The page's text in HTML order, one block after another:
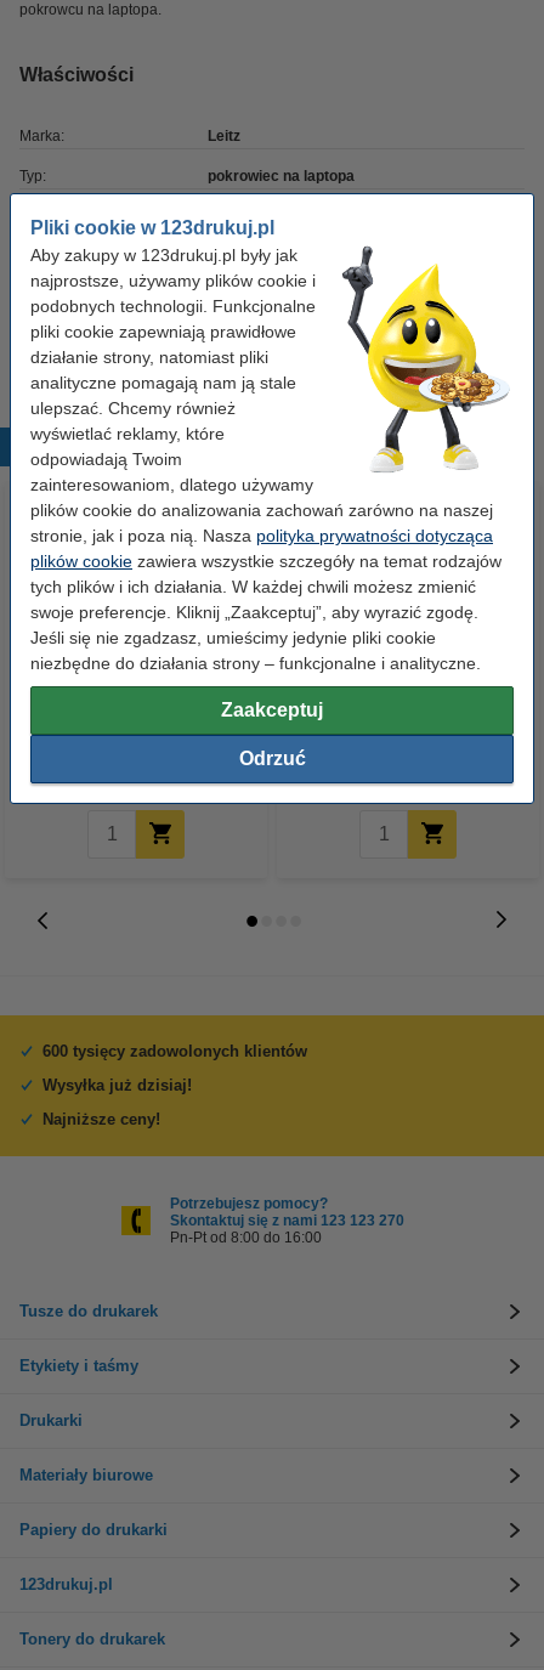
Pliki cookie w 123drukuj.pl
Aby zakupy w 123drukuj.pl były jak
najprostsze, używamy plików cookie i
podobnych technologii. Funkcjonalne
pliki cookie zapewniają prawidłowe
działanie strony, natomiast pliki
analityczne pomagają nam ją stale
ulepszać. Chcemy również
wyświetlać reklamy, które
odpowiadają Twoim
zainteresowaniom, dlatego używamy
plików cookie do analizowania zachowań zarówno na naszej
stronie, jak i poza nią. Nasza polityka prywatności dotycząca
plików cookie zawiera wszystkie szczegóły na temat rodzajów
tych plików i ich działania. W każdej chwili możesz zmienić
swoje preferencje. Kliknij „Zaakceptuj”, aby wyrazić zgodę.
Jeśli się nie zgadzasz, umieścimy jedynie pliki cookie
niezbędne do działania strony – funkcjonalne i analityczne.
Zaakceptuj
Odrzuć
pokrowcu na laptopa.
Właściwości
Marka: Leitz
Typ: pokrowiec na laptopa
Wymiary: 345 x 255 x 25 mm
Kolor: czarny
Rozmiar laptopa: 13,3 ''
Numer artykułu: 211869
Canon PG-545XL tusz czarny,
zwiększona pojemność, wersja
123drukuj
Canon CLI-581BK tusz czarny,
600 tysięcy zadowolonych klientów
Wysyłka już dzisiaj!
Najniższe ceny!
Potrzebujesz pomocy?
Skontaktuj się z nami 123 123 270
Pn-Pt od 8:00 do 16:00
Tusze do drukarek
Etykiety i taśmy
Drukarki
Materiały biurowe
Papiery do drukarki
123drukuj.pl
Tonery do drukarek